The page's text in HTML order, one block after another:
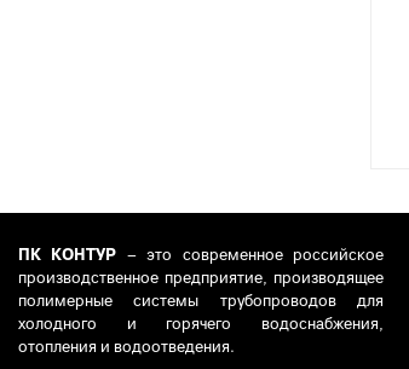
ПК КОНТУР – это современное российское
производственное предприятие, производящее
полимерные системы трубопроводов для
холодного и горячего водоснабжения,
отопления и водоотведения.